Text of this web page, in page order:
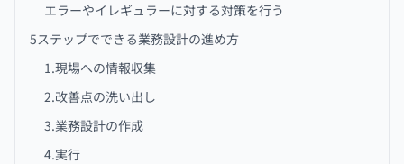
エラーやイレギュラーに対する対策を行う
5ステップでできる業務設計の進め方
1.現場への情報収集
2.改善点の洗い出し
3.業務設計の作成
4.実行